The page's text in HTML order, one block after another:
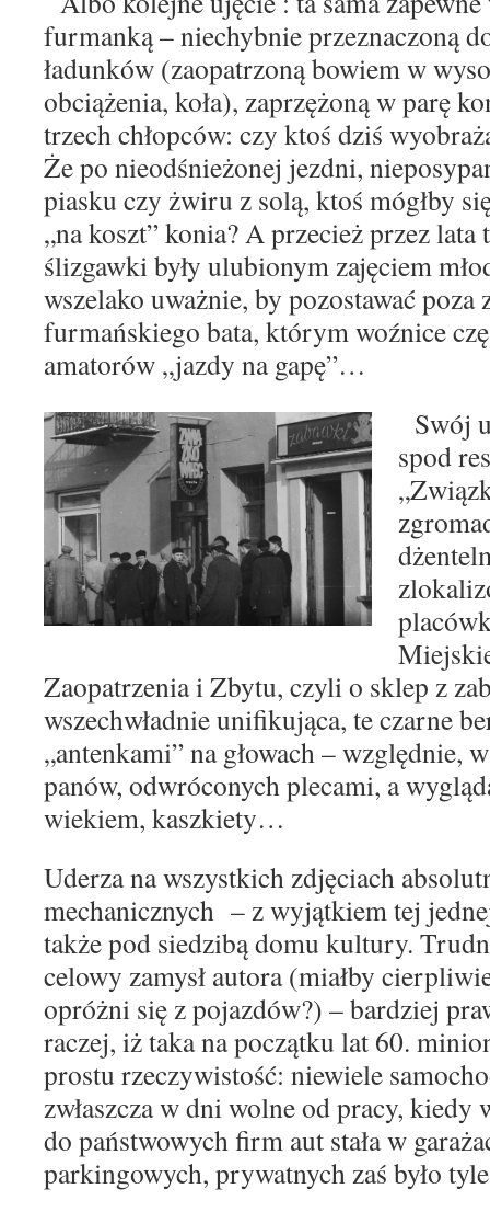
furmanką – niechybnie przeznaczoną
ładunków (zaopatrzoną bowiem w
obciążenia, koła), zaprzężoną w parę
trzech chłopców: czy ktoś dziś
Że po nieodśnieżonej jezdni,
piasku czy żwiru z solą, ktoś mógłby
„na koszt” konia? A przecież przez lata
ślizgawki były ulubionym zajęciem
wszelako uważnie, by pozostawać poza
furmańskiego bata, którym woźnice
amatorów „jazdy na gapę”…
Swój
spod
Zaopatrzenia i Zbytu, czyli o sklep z
wszechwładnie unifikująca, te czarne
„antenkami” na głowach – względnie,
panów, odwróconych plecami, a
wiekiem, kaszkiety…
Uderza na wszystkich zdjęciach
mechanicznych – z wyjątkiem tej
także pod siedzibądomu kultury.
celowy zamysł autora (miałby
opróżni się z pojazdów?) – bardziej
raczej, iż taka na początku lat 60.
prostu rzeczywistość: niewiele
zwłaszcza w dni wolne od pracy, kiedy
do państwowych firm aut stała w
parkingowych, prywatnych zaś było